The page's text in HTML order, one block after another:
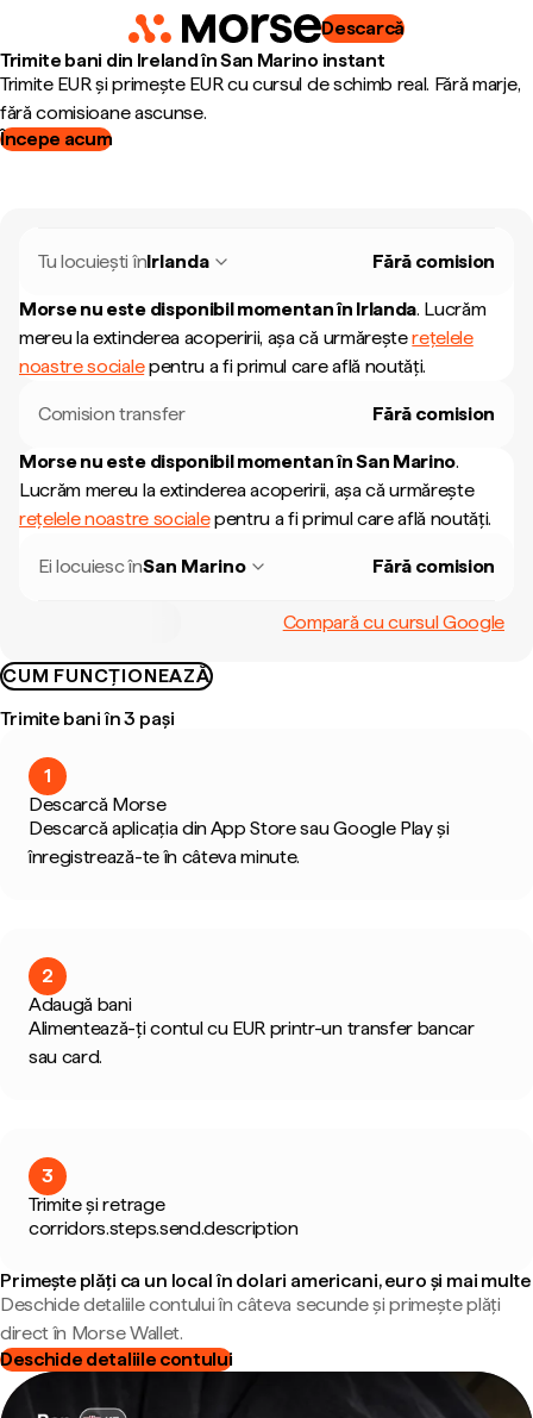
Descarcă
Trimite bani din Ireland în San Marino instant
Trimite EUR și primește EUR cu cursul de schimb real. Fără marje,
fără comisioane ascunse.
Începe acum
Tu locuiești înIrlanda Fără comision
Morse nu este disponibil momentan în Irlanda. Lucrăm
mereu la extinderea acoperirii, așa că urmăreșterețelele
noastre socialepentru a fi primul care află noutăți.
Comision transfer Fără comision
Morse nu este disponibil momentan înSan Marino.
Lucrăm mereu la extinderea acoperirii, așa că urmărește
rețelele noastre socialepentru a fi primul care află noutăți.
Ei locuiesc înSan Marino Fără comision
Compară cu cursul Google
CUM FUNCȚIONEAZĂ
Trimite bani în 3 pași
1
Descarcă Morse
Descarcă aplicația din App Store sau Google Play și
înregistrează-te în câteva minute.
2
Adaugă bani
Alimentează-ți contul cu EUR printr-un transfer bancar
sau card.
3
Trimite și retrage
corridors.steps.send.description
Primește plăți ca un local în dolari americani, euro și mai multe
Deschide detaliile contului în câteva secunde și primește plăți
direct în Morse Wallet.
Deschide detaliile contului